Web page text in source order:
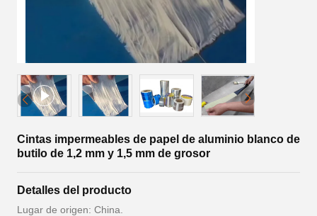
Cintas impermeables de papel de aluminio blanco de
butilo de 1,2 mm y 1,5 mm de grosor
Detalles del producto
Lugar de origen: China.